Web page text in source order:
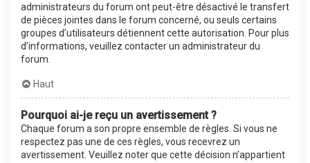
administrateurs du forum ont peut-être désactivé le transfert
de pièces jointes dans le forum concerné, ou seuls certains
groupes d’utilisateurs détiennent cette autorisation. Pour plus
d’informations, veuillez contacter un administrateur du
forum.
Haut
Pourquoi ai-je reçu un avertissement ?
Chaque forum a son propre ensemble de règles. Si vous ne
respectez pas une de ces règles, vous recevrez un
avertissement. Veuillez noter que cette décision n’appartient